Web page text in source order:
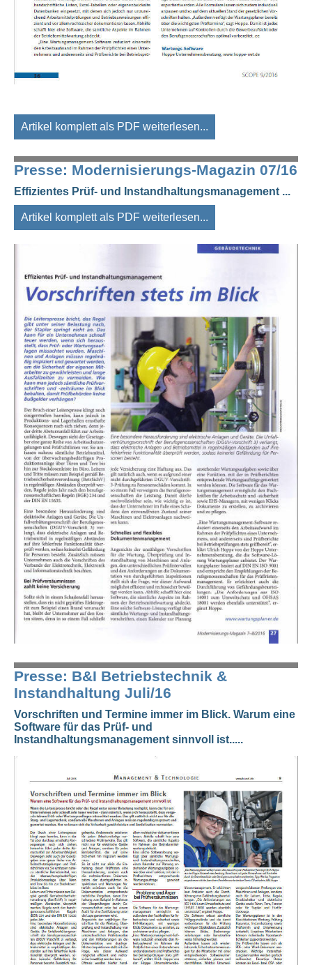
Artikel komplett als PDF weiterlesen...
Presse: Modernisierungs-Magazin 07/16
Effizientes Prüf- und Instandhaltungsmanagement ...
Artikel komplett als PDF weiterlesen...
Presse: B&I Betriebstechnik &
Instandhaltung Juli/16
Vorschriften und Termine immer im Blick. Warum eine
Software für das Prüf- und
Instandhaltungsmanagement sinnvoll ist.....